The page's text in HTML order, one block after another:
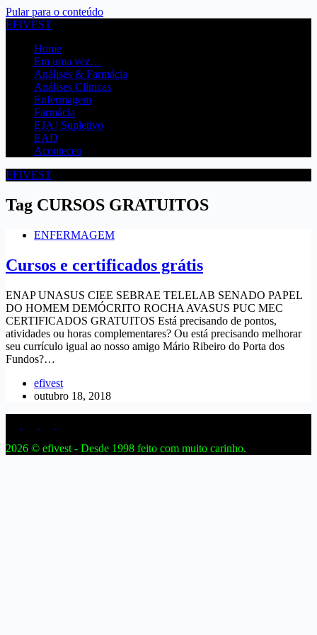
Pular para o conteúdo
EFIVEST
Home
Era uma vez…
Análises & Farmácia
Análises Clínicas
Enfermagem
Farmácia
EJA | Supletivo
EAD
Aconteceu
EFIVEST
Tag CURSOS GRATUITOS
ENFERMAGEM
Cursos e certificados grátis
ENAP UNASUS CIEE SEBRAE TELELAB SENADO PAPEL
DO HOMEM DEMÓCRITO ROCHA AVASUS PUC MEC
CERTIFICADOS GRATUITOS Está precisando de pontos,
atividades ou horas complementares? Ou está precisando melhorar
seu currículo igual ao nosso amigo Mário Ribeiro do Porta dos
Fundos?…
efivest
outubro 18, 2018
2026 © efivest - Desde 1998 feito com muito carinho.